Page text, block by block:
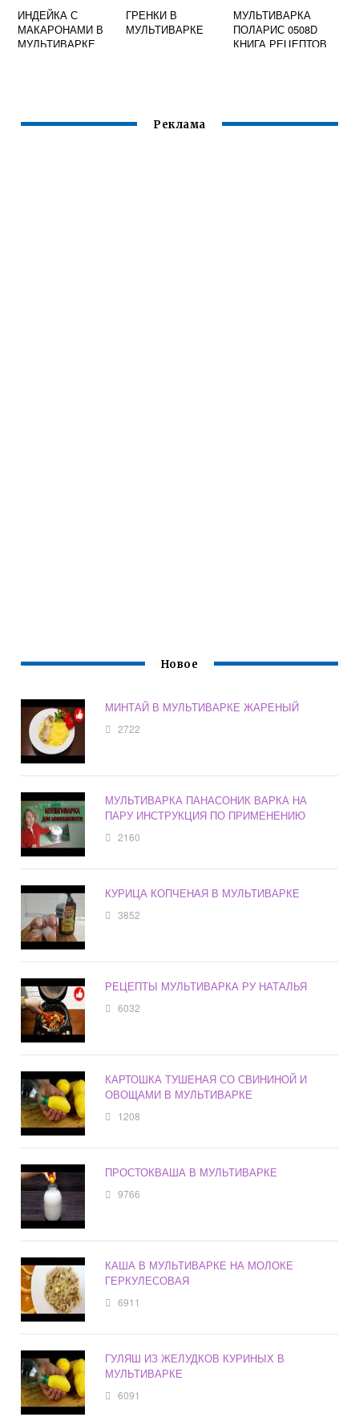
ИНДЕЙКА С
МАКАРОНАМИ В
МУЛЬТИВАРКЕ
ГРЕНКИ В
МУЛЬТИВАРКЕ
МУЛЬТИВАРКА
ПОЛАРИС 0508D
КНИГА РЕЦЕПТОВ
Реклама
Новое
МИНТАЙ В МУЛЬТИВАРКЕ ЖАРЕНЫЙ
2722
МУЛЬТИВАРКА ПАНАСОНИК ВАРКА НА
ПАРУ ИНСТРУКЦИЯ ПО ПРИМЕНЕНИЮ
2160
КУРИЦА КОПЧЕНАЯ В МУЛЬТИВАРКЕ
3852
РЕЦЕПТЫ МУЛЬТИВАРКА РУ НАТАЛЬЯ
6032
КАРТОШКА ТУШЕНАЯ СО СВИНИНОЙ И
ОВОЩАМИ В МУЛЬТИВАРКЕ
1208
ПРОСТОКВАША В МУЛЬТИВАРКЕ
9766
КАША В МУЛЬТИВАРКЕ НА МОЛОКЕ
ГЕРКУЛЕСОВАЯ
6911
ГУЛЯШ ИЗ ЖЕЛУДКОВ КУРИНЫХ В
МУЛЬТИВАРКЕ
6091